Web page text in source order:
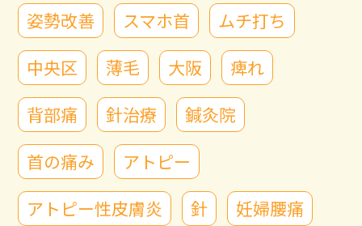
姿勢改善
スマホ首
ムチ打ち
中央区
薄毛 大阪
痺れ
背部痛
針治療
鍼灸院
首の痛み
アトピー
アトピー性皮膚炎
針
妊婦腰痛